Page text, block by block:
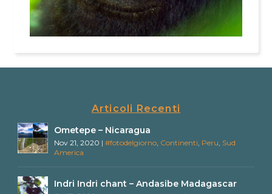
Articoli Recenti
Ometepe – Nicaragua
Nov 21, 2020 |#fotodelgiorno Continenti Peru Sud
America
Indri Indri chant – Andasibe Madagascar